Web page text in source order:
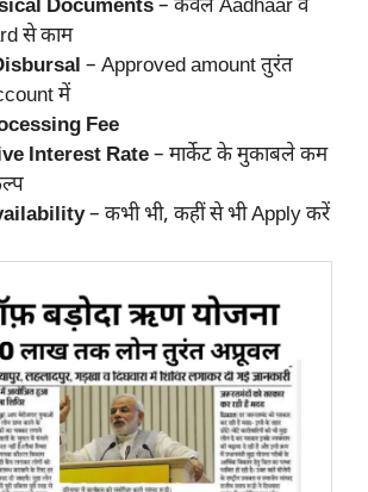
Documents– केवल Aadhaar व
से काम
– Approved amount तुरंत
में
Fee
Interest Rate– मार्केट के मुकाबले कम
– कभी भी, कहीं से भी Apply करें